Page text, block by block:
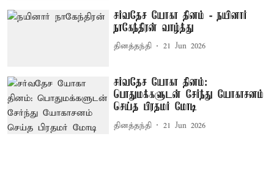
சர்வதேச யோகா தினம் - நயினார்
நாகேந்திரன் வாழ்த்து
தினத்தந்தி 21 Jun 2026
சர்வதேச யோகா தினம்:
பொதுமக்களுடன் சேர்ந்து யோகாசனம்
செய்த பிரதமர் மோடி
தினத்தந்தி 21 Jun 2026